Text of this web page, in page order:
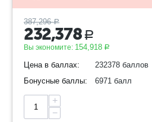
387,296 Р
232,378 Р
Вы экономите: 154,918 Р
Цена в баллах:
232378 баллов
Бонусные баллы:
6971 балл
+
−